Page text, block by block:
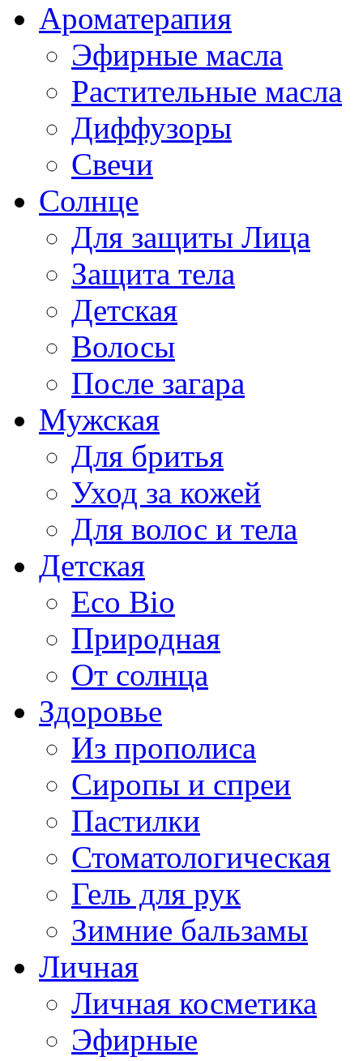
Ароматерапия
Эфирные масла
Растительные масла
Диффузоры
Свечи
Солнце
Для защиты Лица
Защита тела
Детская
Волосы
После загара
Мужская
Для бритья
Уход за кожей
Для волос и тела
Детская
Eco Bio
Природная
От солнца
Здоровье
Из прополиса
Сиропы и спреи
Пастилки
Стоматологическая
Гель для рук
Зимние бальзамы
Личная
Личная косметика
Эфирные